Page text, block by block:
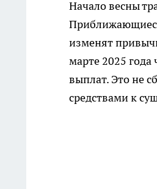
Начало весны
изменят
марте 2025
выплат. Это не
средствами к